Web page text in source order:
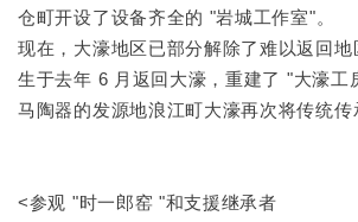
仓町开设了设备齐全的 "岩城工作室"。
现在，大濠地区已部分解除了难以返回
生于去年 6 月返回大濠，重建了 "大濠工
马陶器的发源地浪江町大濠再次将传统传
<参观 "时一郎窑 "和支援继承者